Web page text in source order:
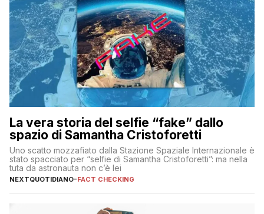
La vera storia del selfie “fake” dallo
spazio di Samantha Cristoforetti
Uno scatto mozzafiato dalla Stazione Spaziale Internazionale è
stato spacciato per “selfie di Samantha Cristoforetti”: ma nella
tuta da astronauta non c’è lei
NEXTQUOTIDIANO-FACT CHECKING